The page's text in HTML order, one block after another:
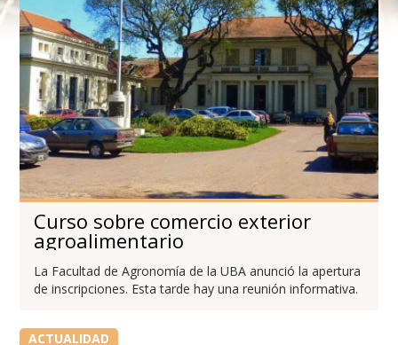
Curso sobre comercio exterior
agroalimentario
La Facultad de Agronomía de la UBA anunció la apertura
de inscripciones. Esta tarde hay una reunión informativa.
ACTUALIDAD